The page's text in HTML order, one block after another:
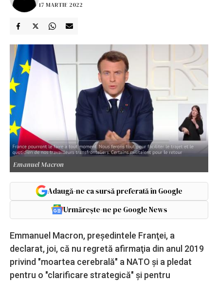
17 MARTIE 2022
Emanuel Macron
Adaugă-ne ca sursă preferată în Google
Urmărește-ne pe Google News
Emmanuel Macron, preşedintele Franţei, a
declarat, joi, că nu regretă afirmaţia din anul 2019
privind "moartea cerebrală" a NATO şi a pledat
pentru o "clarificare strategică" şi pentru